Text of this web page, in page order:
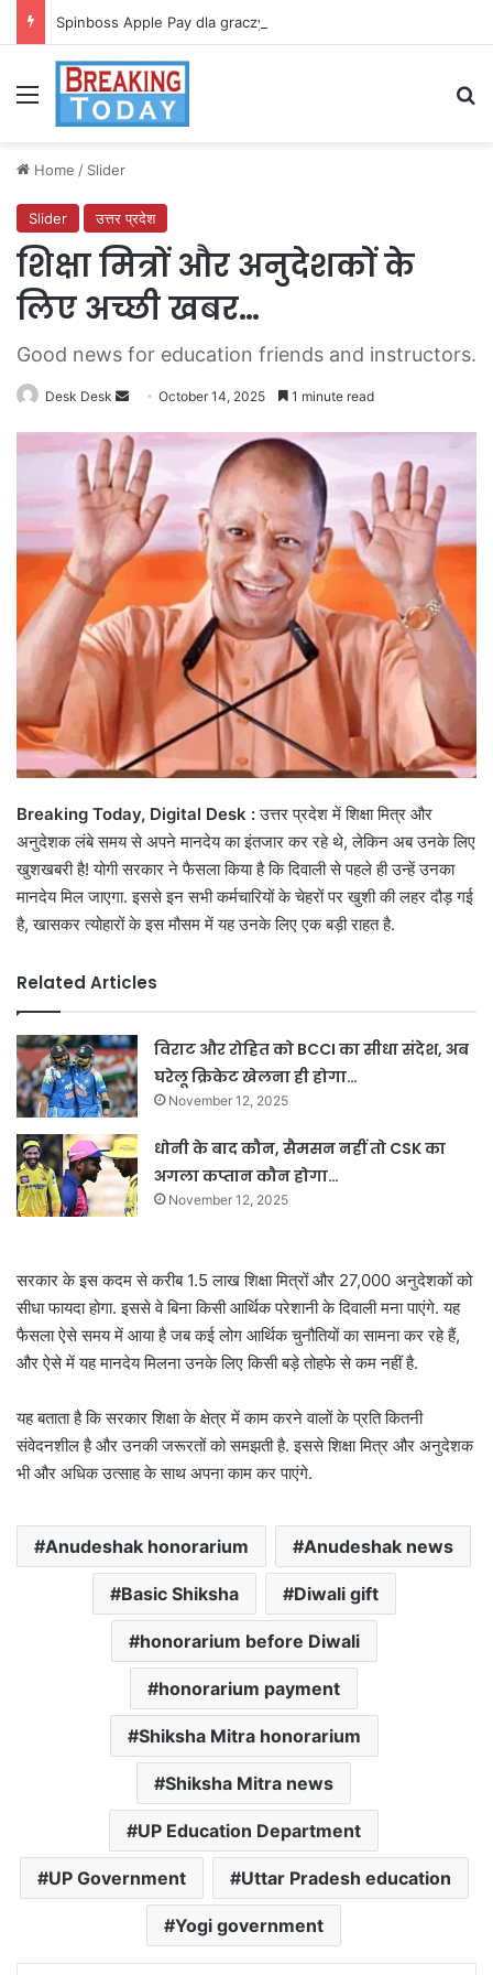
Spinboss Apple Pay dla graczy na iPhone
Menu
Home / Slider
Slider उत्तर प्रदेश
शिक्षा मित्रों और अनुदेशकों के
लिए अच्छी खबर…
Good news for education friends and instructors.
Desk Desk
Send
email
October 14, 2025 1 minute read
Breaking Today, Digital Desk :उत्तर प्रदेश में शिक्षा मित्र और
अनुदेशक लंबे समय से अपने मानदेय का इंतजार कर रहे थे, लेकिन अब उनके लिए
खुशखबरी है! योगी सरकार ने फैसला किया है कि दिवाली से पहले ही उन्हें उनका
मानदेय मिल जाएगा. इससे इन सभी कर्मचारियों के चेहरों पर खुशी की लहर दौड़ गई
है, खासकर त्योहारों के इस मौसम में यह उनके लिए एक बड़ी राहत है.
Related Articles
विराट और रोहित को BCCI का सीधा संदेश, अब
घरेलू क्रिकेट खेलना ही होगा…
November 12, 2025
धोनी के बाद कौन, सैमसन नहीं तो CSK का
अगला कप्तान कौन होगा…
November 12, 2025
सरकार के इस कदम से करीब 1.5 लाख शिक्षा मित्रों और 27,000 अनुदेशकों को
सीधा फायदा होगा. इससे वे बिना किसी आर्थिक परेशानी के दिवाली मना पाएंगे. यह
फैसला ऐसे समय में आया है जब कई लोग आर्थिक चुनौतियों का सामना कर रहे हैं,
और ऐसे में यह मानदेय मिलना उनके लिए किसी बड़े तोहफे से कम नहीं है.
यह बताता है कि सरकार शिक्षा के क्षेत्र में काम करने वालों के प्रति कितनी
संवेदनशील है और उनकी जरूरतों को समझती है. इससे शिक्षा मित्र और अनुदेशक
भी और अधिक उत्साह के साथ अपना काम कर पाएंगे.
Anudeshak honorarium Anudeshak news
Basic Shiksha Diwali gift
honorarium before Diwali
honorarium payment
Shiksha Mitra honorarium
Shiksha Mitra news
UP Education Department
UP Government Uttar Pradesh education
Yogi government